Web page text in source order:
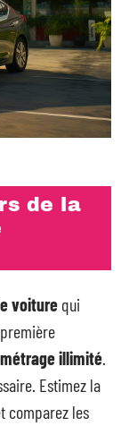
de la
voiture qui
illimité.
Estimez la
comparez les